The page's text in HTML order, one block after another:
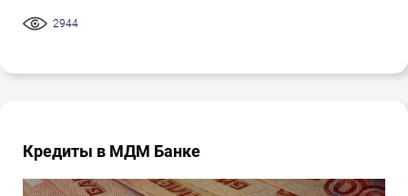
2944
Кредиты в МДМ Банке